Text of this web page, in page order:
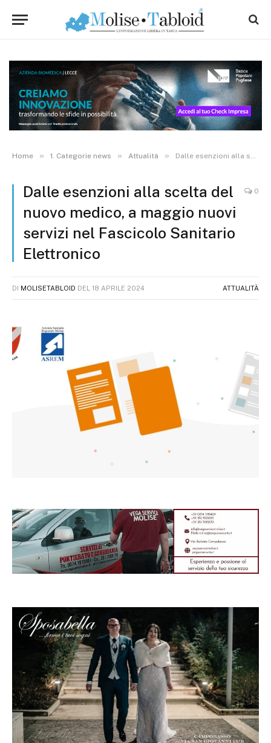
Home » 1. Categorie news » Attualità » Dalle esenzioni alla scelta del nuovo medico, a maggio nuovi servizi nel Fascicolo Sanitario Elettronico
Dalle esenzioni alla scelta del
nuovo medico, a maggio nuovi
servizi nel Fascicolo Sanitario
Elettronico
0
DI MOLISETABLOID DEL 18 APRILE 2024 ATTUALITÀ